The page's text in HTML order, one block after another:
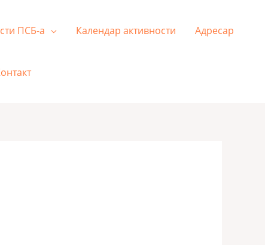
ПСБ-а Календар активности Адресар